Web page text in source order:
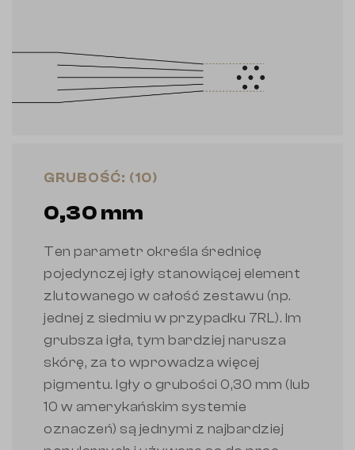
GRUBOŚĆ: (10)
0,30 mm
Ten parametr określa średnicę
pojedynczej igły stanowiącej element
zlutowanego w całość zestawu (np.
jednej z siedmiu w przypadku 7RL). Im
grubsza igła, tym bardziej narusza
skórę, za to wprowadza więcej
pigmentu. Igły o grubości 0,30 mm (lub
10 w amerykańskim systemie
oznaczeń) są jednymi z najbardziej